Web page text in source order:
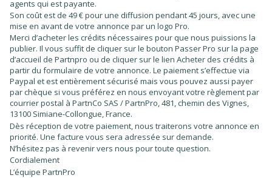
agents qui est payante.
Son coût est de 49 € pour une diffusion pendant 45 jours, avec une
mise en avant de votre annonce par un logo Pro.
Merci d’acheter les crédits nécessaires pour que nous puissions la
publier. Il vous suffit de cliquer sur le bouton Passer Pro sur la page
d’accueil de Partnpro ou de cliquer sur le lien Acheter des crédits à
partir du formulaire de votre annonce. Le paiement s’effectue via
Paypal et est entièrement sécurisé mais vous pouvez aussi payer
par chèque si vous préférez en nous envoyant votre règlement par
courrier postal à PartnCo SAS / PartnPro, 481, chemin des Vignes,
13100 Simiane-Collongue, France.
Dès réception de votre paiement, nous traiterons votre annonce en
priorité. Une facture vous sera adressée sur demande.
N’hésitez pas à revenir vers nous pour toute question.
Cordialement
L’équipe PartnPro